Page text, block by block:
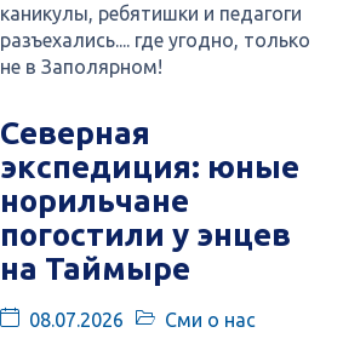
каникулы, ребятишки и педагоги
разъехались.... где угодно, только
не в Заполярном!
Северная
экспедиция: юные
норильчане
погостили у энцев
на Таймыре
08.07.2026
Сми о нас